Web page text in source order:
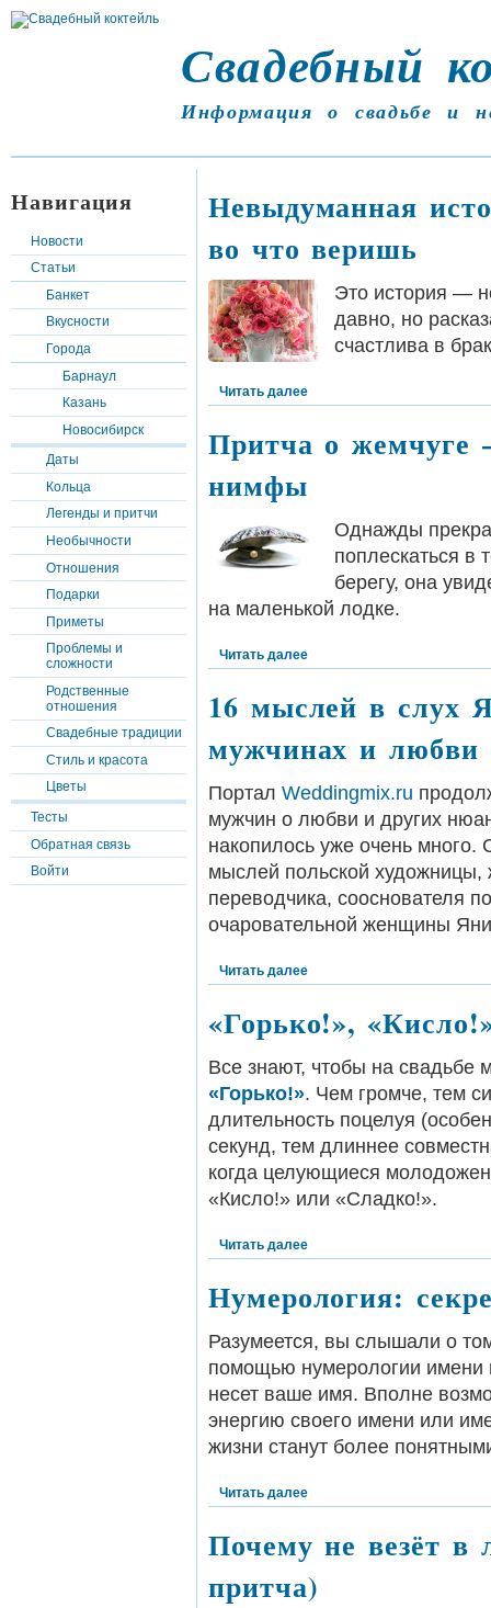
Свадебный
Информация о свадьбе и
Навигация
Новости
Статьи
Банкет
Вкусности
Города
Барнаул
Казань
Новосибирск
Даты
Кольца
Легенды и притчи
Необычности
Отношения
Подарки
Приметы
Проблемы и
сложности
Родственные
отношения
Свадебные традиции
Стиль и красота
Цветы
Тесты
Обратная связь
Войти
Невыдуманная
во что веришь
Это история —
давно, но
счастлива в
Читать далее
Притча о жемчуге
нимфы
Однажды
поплескаться в
берегу, она
на маленькой лодке.
Читать далее
16 мыслей в слух
мужчинах и любви
Портал Weddingmix.ru
мужчин о любви и других
накопилось уже очень
мыслей польской художницы,
переводчика, сооснователя
очаровательной женщины
Читать далее
«Горько!»,
Все знают, чтобы на свадьбе
«Горько!». Чем громче, тем
длительность поцелуя
секунд, тем длиннее
когда целующиеся
«Кисло!» или «Сладко!».
Читать далее
Нумерология:
Разумеется, вы слышали о
помощью нумерологии имени
несет ваше имя. Вполне
энергию своего имени или
жизни станут более
Читать далее
Почему не везёт в
притча)